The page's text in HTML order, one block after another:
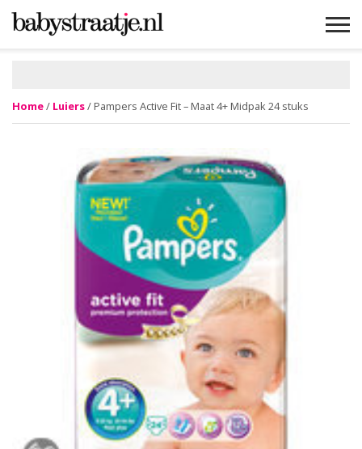
Home/ Luiers/ Pampers Active Fit – Maat 4+ Midpak 24 stuks